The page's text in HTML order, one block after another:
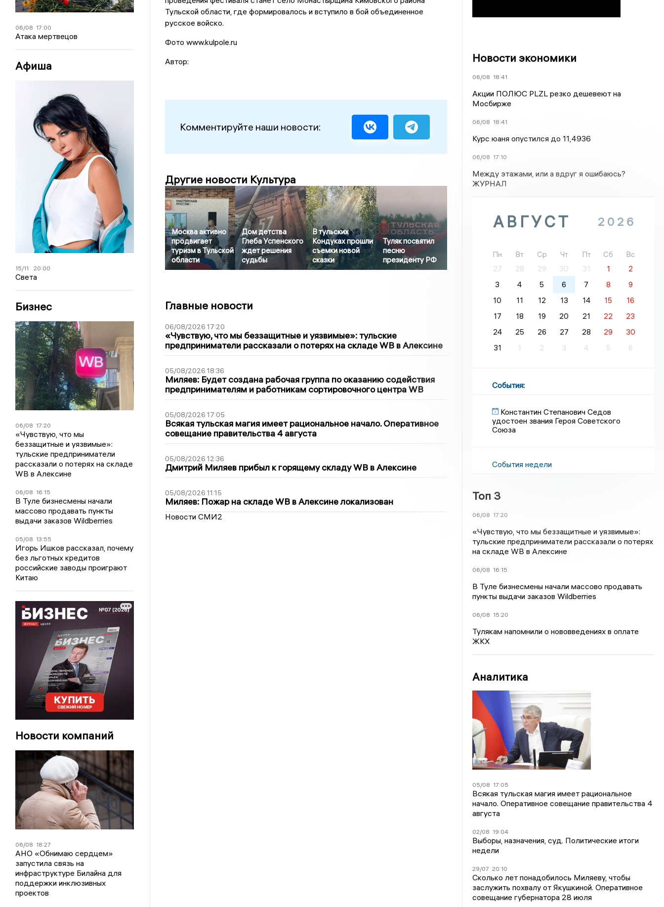
06/08 17:00
Атака мертвецов
Афиша
15/11 20:00
Света
Бизнес
06/08 17:20
«Чувствую, что мы
беззащитные и уязвимые»:
тульские предприниматели
рассказали о потерях на складе
WB в Алексине
06/08 16:15
В Туле бизнесмены начали
массово продавать пункты
выдачи заказов Wildberries
05/08 13:55
Игорь Ишков рассказал, почему
без льготных кредитов
российские заводы проиграют
Китаю
Новости компаний
06/08 18:27
АНО «Обнимаю сердцем»
запустила связь на
инфраструктуре Билайна для
поддержки инклюзивных
проектов
Тульской области, где формировалось и вступило в бой объединенное
русское войско.
Фото www.kulpole.ru
Автор:
Комментируйте наши новости:
Другие новости Культура
Москва активно
продвигает
туризм в Тульской
области
Дом детства
Глеба Успенского
ждет решения
судьбы
В тульских
Кондуках прошли
съемки новой
сказки
Туляк посвятил
песню
президенту РФ
Главные новости
06/08/2026 17:20
«Чувствую, что мы беззащитные и уязвимые»: тульские
предприниматели рассказали о потерях на складе WB в Алексине
05/08/2026 18:36
Миляев: Будет создана рабочая группа по оказанию содействия
предпринимателям и работникам сортировочного центра WB
05/08/2026 17:05
Всякая тульская магия имеет рациональное начало. Оперативное
совещание правительства 4 августа
05/08/2026 12:36
Дмитрий Миляев прибыл к горящему складу WB в Алексине
05/08/2026 11:15
Миляев: Пожар на складе WB в Алексине локализован
Новости СМИ2
Новости экономики
06/08 18:41
Акции ПОЛЮС PLZL резко дешевеют на
Мосбирже
06/08 18:41
Курс юаня опустился до 11,4936
06/08 17:10
Между этажами, или а вдруг я ошибаюсь?
ЖУРНАЛ
АВГУСТ 2026
Пн Вт Ср Чт Пт Сб
Вс
27
28 29 30 31 1
2
3
4 5 6 7 8
9
10
11 12 13 14 15
16
17
18 19 20 21 22
23
24
25 26 27 28 29
30
31
1 2 3 4 5 6
События:
Константин Степанович Седов
удостоен звания Героя Советского
Союза
События недели
Топ 3
06/08 17:20
«Чувствую, что мы беззащитные и уязвимые»:
тульские предприниматели рассказали о потерях
на складе WB в Алексине
06/08 16:15
В Туле бизнесмены начали массово продавать
пункты выдачи заказов Wildberries
06/08 15:20
Тулякам напомнили о нововведениях в оплате
ЖКХ
Аналитика
05/08 17:05
Всякая тульская магия имеет рациональное
начало. Оперативное совещание правительства 4
августа
02/08 19:04
Выборы, назначения, суд. Политические итоги
недели
29/07 20:10
Сколько лет понадобилось Миляеву, чтобы
заслужить похвалу от Якушкиной. Оперативное
совещание губернатора 28 июля